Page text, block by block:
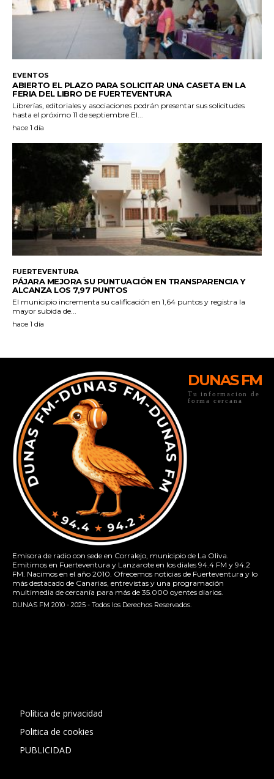
DUNAS FM
Tu informacion de
forma cercana
Emisora de radio con sede en Corralejo, municipio de La Oliva.
Emitimos en Fuerteventura y Lanzarote en los diales 94.4 FM y 94.2
FM. Nacimos en el año 2010. Ofrecemos noticias de Fuerteventura y lo
más destacado de Canarias, entrevistas y una programación
multimedia de cercanía para más de 35.000 oyentes diarios.
DUNAS FM 2010 - 2025 - Todos los Derechos Reservados.
Política de privacidad
Politica de cookies
PUBLICIDAD